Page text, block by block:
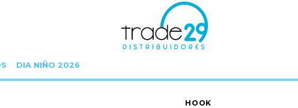
DIA NIÑO 2026
Inicio HOOK
HOOK